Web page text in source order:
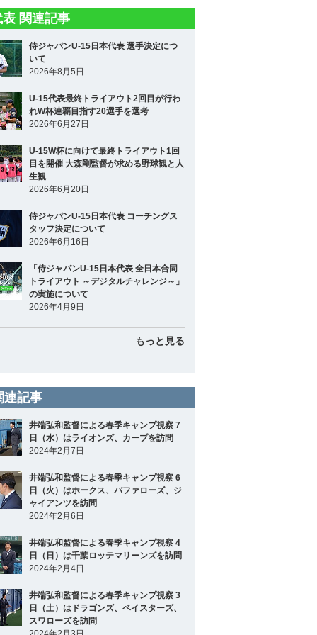
関連記事
侍ジャパンU-15日本代表 選手決定につ
いて
2026年8月5日
U-15代表最終トライアウト2回目が行わ
れW杯連覇目指す20選手を選考
2026年6月27日
U-15W杯に向けて最終トライアウト1回
目を開催 大森剛監督が求める野球観と人
生観
2026年6月20日
侍ジャパンU-15日本代表 コーチングス
タッフ決定について
2026年6月16日
「侍ジャパンU-15日本代表 全日本合同
トライアウト ～デジタルチャレンジ～」
の実施について
2026年4月9日
もっと見る
連記事
井端弘和監督による春季キャンプ視察 7
日（水）はライオンズ、カープを訪問
2024年2月7日
井端弘和監督による春季キャンプ視察 6
日（火）はホークス、バファローズ、ジ
ャイアンツを訪問
2024年2月6日
井端弘和監督による春季キャンプ視察 4
日（日）は千葉ロッテマリーンズを訪問
2024年2月4日
井端弘和監督による春季キャンプ視察 3
日（土）はドラゴンズ、ベイスターズ、
スワローズを訪問